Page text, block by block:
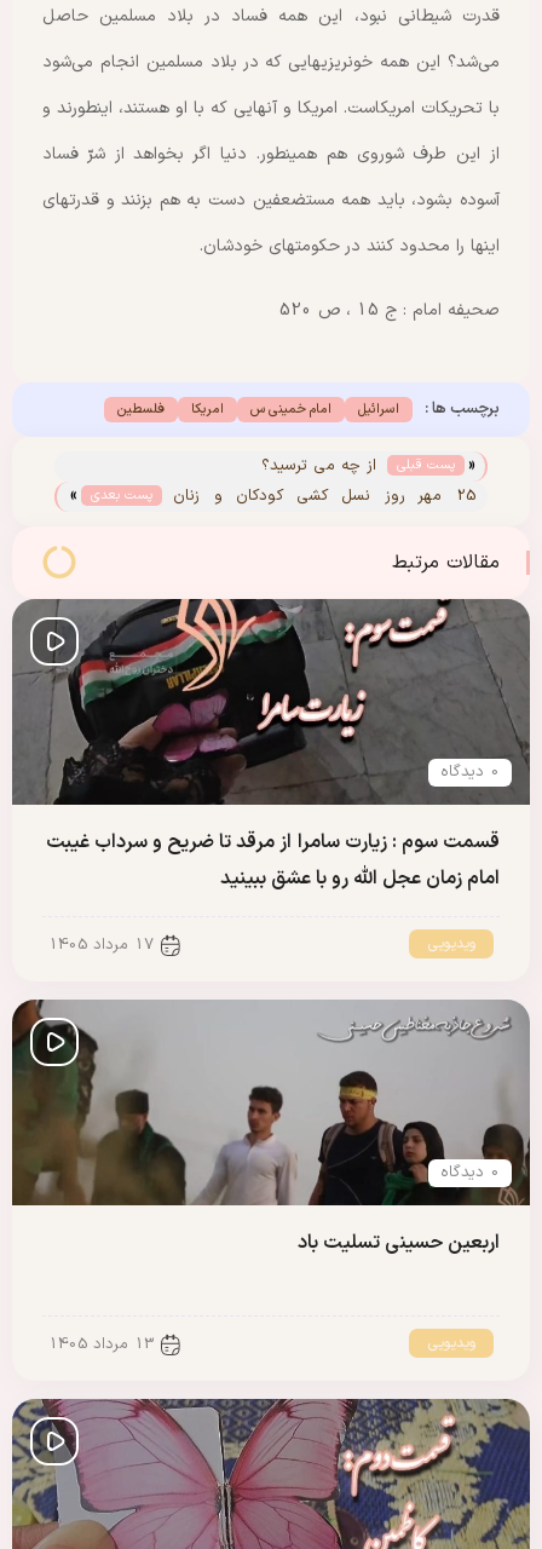
قدرت شیطانی نبود، این همه فساد در بلاد مسلمین حاصل
می‌شد؟ این همه خونریزیهایی که در بلاد مسلمین انجام می‌شود
با تحریکات امریکاست. امریکا و آنهایی که با او هستند، اینطورند و
از این طرف شوروی هم همینطور. دنیا اگر بخواهد از شرّ فساد
آسوده بشود، باید همه مستضعفین دست به هم بزنند و قدرتهای
اینها را محدود کنند در حکومتهای خودشان.
صحیفه امام : ج 15 ، ص 520
برچسب ها : اسرائیل امام خمینی س امریکا فلسطین
« پست قبلی
از چه می ترسید؟
25 مهر روز نسل کشی کودکان و زنان
پست بعدی »
مقالات مرتبط
0 دیدگاه
قسمت سوم : زیارت سامرا از مرقد تا ضریح و سرداب غیبت
امام زمان عجل الله رو با عشق ببینید
ویدیویی 17 مرداد 1405
0 دیدگاه
اربعین حسینی تسلیت باد
ویدیویی 13 مرداد 1405